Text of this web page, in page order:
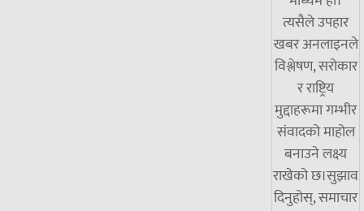
त्यसैले उपहार
खबर अनलाइनले
विश्लेषण, सरोकार
र राष्ट्रिय
मुद्दाहरूमा गम्भीर
संवादको माहोल
बनाउने लक्ष्य
राखेको छ।सुझाव
दिनुहोस्, समाचार